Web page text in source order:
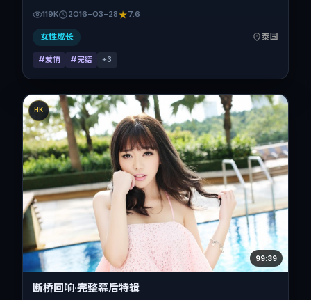
2016-03-28，正片时长144分钟。
119K 2016-03-28 7.6
女性成长 泰国
#爱情 #完结 +3
HK
99:39
断桥回响·完整幕后特辑